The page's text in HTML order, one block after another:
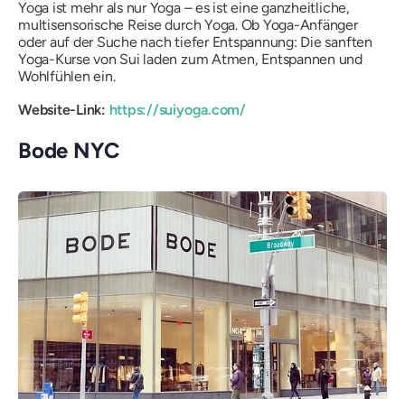
Yoga ist mehr als nur Yoga – es ist eine ganzheitliche,
multisensorische Reise durch Yoga. Ob Yoga-Anfänger
oder auf der Suche nach tiefer Entspannung: Die sanften
Yoga-Kurse von Sui laden zum Atmen, Entspannen und
Wohlfühlen ein.
Website-Link: https://suiyoga.com/
Bode NYC